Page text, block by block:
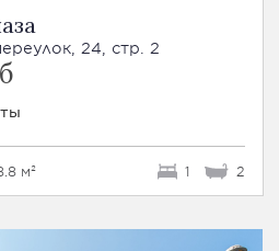
24, стр. 2
м² 1 2